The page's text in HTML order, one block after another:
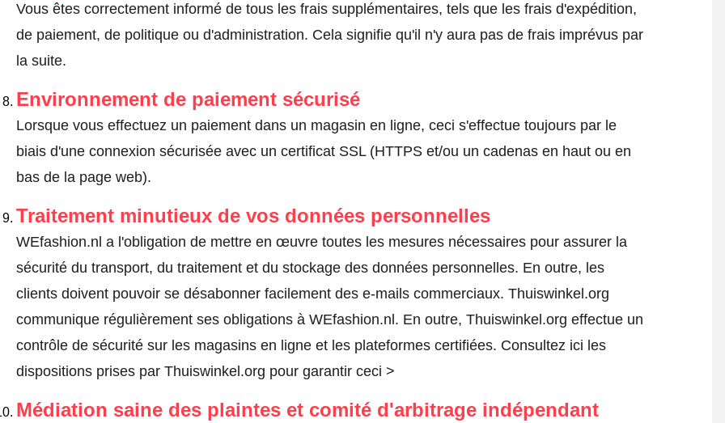
Vous êtes correctement informé de tous les frais supplémentaires, tels que les frais d'expédition,
de paiement, de politique ou d'administration. Cela signifie qu'il n'y aura pas de frais imprévus par
la suite.
Environnement de paiement sécurisé
Lorsque vous effectuez un paiement dans un magasin en ligne, ceci s'effectue toujours par le
biais d'une connexion sécurisée avec un certificat SSL (HTTPS et/ou un cadenas en haut ou en
bas de la page web).
Traitement minutieux de vos données personnelles
WEfashion.nl a l'obligation de mettre en œuvre toutes les mesures nécessaires pour assurer la
sécurité du transport, du traitement et du stockage des données personnelles. En outre, les
clients doivent pouvoir se désabonner facilement des e-mails commerciaux. Thuiswinkel.org
communique régulièrement ses obligations à WEfashion.nl. En outre, Thuiswinkel.org effectue un
contrôle de sécurité sur les magasins en ligne et les plateformes certifiées. Consultez ici les
dispositions prises par Thuiswinkel.org pour garantir ceci >
Médiation saine des plaintes et comité d'arbitrage indépendant